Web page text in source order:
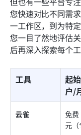
您快速对比不同需
一工作区，到为特
您一目了然地评估
后再深入探索每个
工具
起
户/
云雀
免费
元（